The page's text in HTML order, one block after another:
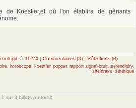
de Koestler,et où l'on établira de gênants
à 19:24| Commentaires (3)| Rétroliens (0)
horoscope koestler, popper, rapport signal-bruit serendipity,
sheldrake zététique
sur 3 billets au total)